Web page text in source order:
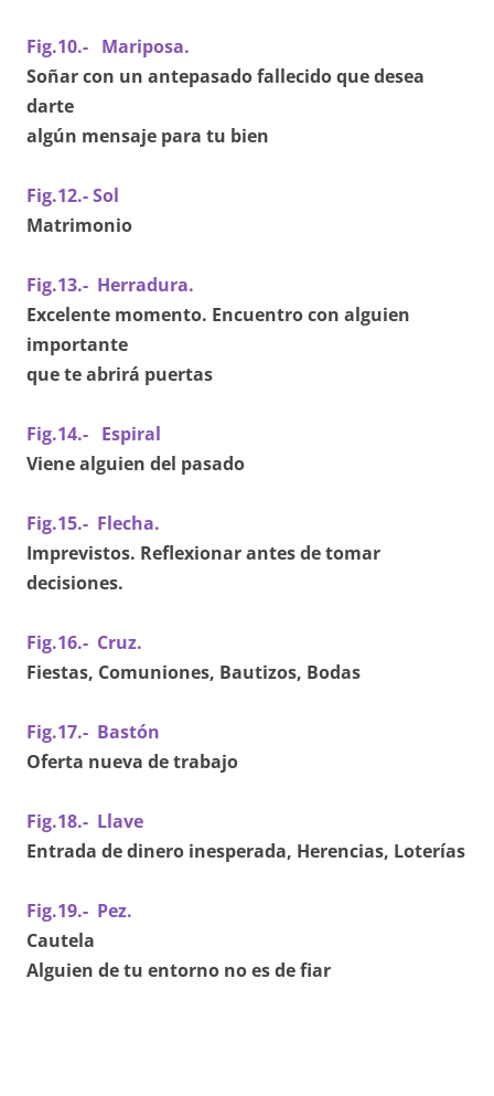
Fig.10.- Mariposa.
Soñar con un antepasado fallecido que desea
darte
algún mensaje para tu bien
Fig.12.- Sol
Matrimonio
Fig.13.- Herradura.
Excelente momento. Encuentro con alguien
importante
que te abrirá puertas
Fig.14.- Espiral
Viene alguien del pasado
Fig.15.- Flecha.
Imprevistos. Reflexionar antes de tomar
decisiones.
Fig.16.- Cruz.
Fiestas, Comuniones, Bautizos, Bodas
Fig.17.- Bastón
Oferta nueva de trabajo
Fig.18.- Llave
Entrada de dinero inesperada, Herencias, Loterías
Fig.19.- Pez.
Cautela
Alguien de tu entorno no es de fiar